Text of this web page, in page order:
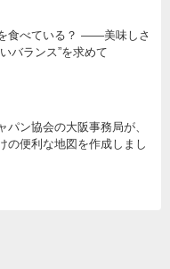
食べている？ ――美味しさ
バランス”を求めて
ン協会の大阪事務局が、
の便利な地図を作成しまし